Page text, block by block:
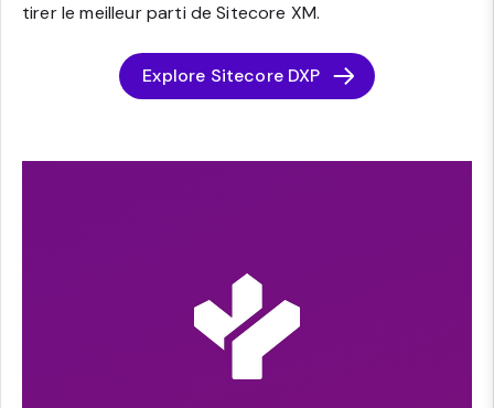
tirer le meilleur parti de Sitecore XM.
Explore Sitecore DXP